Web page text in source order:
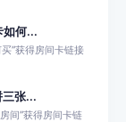
如何...
”获得房间卡链接
三张...
间”获得房间卡链